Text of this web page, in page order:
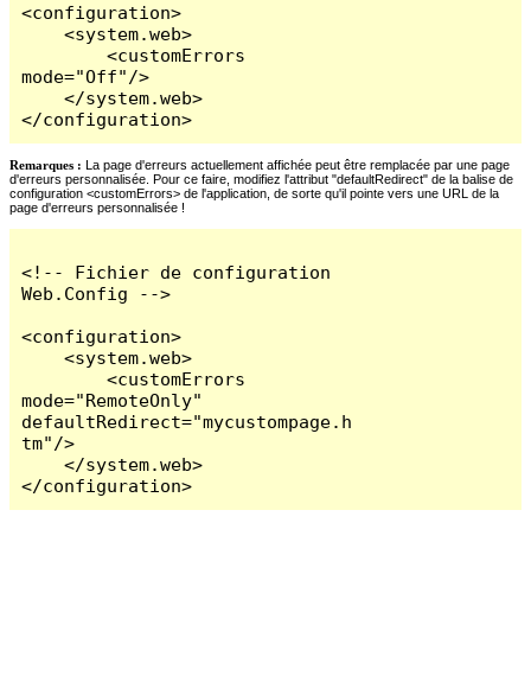
<configuration>
    <system.web>
        <customErrors
mode="Off"/>
    </system.web>
</configuration>
Remarques : La page d'erreurs actuellement affichée peut être remplacée par une page
d'erreurs personnalisée. Pour ce faire, modifiez l'attribut "defaultRedirect" de la balise de
configuration <customErrors> de l'application, de sorte qu'il pointe vers une URL de la
page d'erreurs personnalisée !
<!-- Fichier de configuration
Web.Config -->
<configuration>
    <system.web>
        <customErrors
mode="RemoteOnly"
defaultRedirect="mycustompage.h
tm"/>
    </system.web>
</configuration>